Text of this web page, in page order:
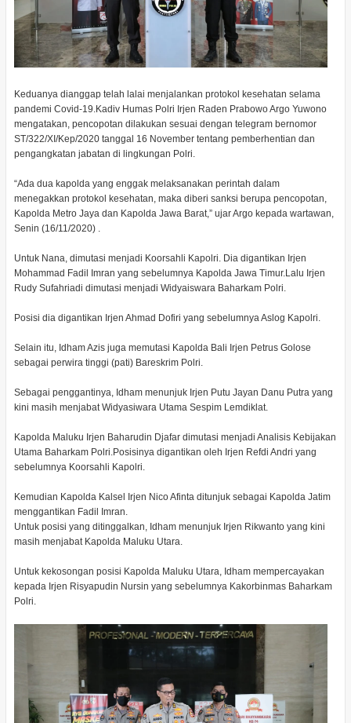
Keduanya dianggap telah lalai menjalankan protokol kesehatan selama
pandemi Covid-19.Kadiv Humas Polri Irjen Raden Prabowo Argo Yuwono
mengatakan, pencopotan dilakukan sesuai dengan telegram bernomor
ST/322/XI/Kep/2020 tanggal 16 November tentang pemberhentian dan
pengangkatan jabatan di lingkungan Polri.
“Ada dua kapolda yang enggak melaksanakan perintah dalam
menegakkan protokol kesehatan, maka diberi sanksi berupa pencopotan,
Kapolda Metro Jaya dan Kapolda Jawa Barat,” ujar Argo kepada wartawan,
Senin (16/11/2020) .
Untuk Nana, dimutasi menjadi Koorsahli Kapolri. Dia digantikan Irjen
Mohammad Fadil Imran yang sebelumnya Kapolda Jawa Timur.Lalu Irjen
Rudy Sufahriadi dimutasi menjadi Widyaiswara Baharkam Polri.
Posisi dia digantikan Irjen Ahmad Dofiri yang sebelumnya Aslog Kapolri.
Selain itu, Idham Azis juga memutasi Kapolda Bali Irjen Petrus Golose
sebagai perwira tinggi (pati) Bareskrim Polri.
Sebagai penggantinya, Idham menunjuk Irjen Putu Jayan Danu Putra yang
kini masih menjabat Widyasiwara Utama Sespim Lemdiklat.
Kapolda Maluku Irjen Baharudin Djafar dimutasi menjadi Analisis Kebijakan
Utama Baharkam Polri.Posisinya digantikan oleh Irjen Refdi Andri yang
sebelumnya Koorsahli Kapolri.
Kemudian Kapolda Kalsel Irjen Nico Afinta ditunjuk sebagai Kapolda Jatim
menggantikan Fadil Imran.
Untuk posisi yang ditinggalkan, Idham menunjuk Irjen Rikwanto yang kini
masih menjabat Kapolda Maluku Utara.
Untuk kekosongan posisi Kapolda Maluku Utara, Idham mempercayakan
kepada Irjen Risyapudin Nursin yang sebelumnya Kakorbinmas Baharkam
Polri.